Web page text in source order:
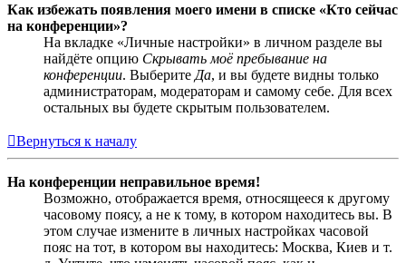
Как избежать появления моего имени в списке «Кто сейчас
на конференции»?
На вкладке «Личные настройки» в личном разделе вы
найдёте опцию Скрывать моё пребывание на
конференции. Выберите Да, и вы будете видны только
администраторам, модераторам и самому себе. Для всех
остальных вы будете скрытым пользователем.
Вернуться к началу
На конференции неправильное время!
Возможно, отображается время, относящееся к другому
часовому поясу, а не к тому, в котором находитесь вы. В
этом случае измените в личных настройках часовой
пояс на тот, в котором вы находитесь: Москва, Киев и т.